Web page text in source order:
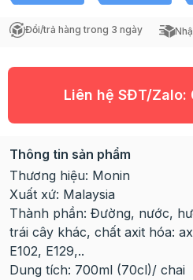
Đổi/trả hàng trong 3 ngày
Liên hệ SĐT/Zalo:
Thông tin sản phẩm
Thương hiệu: Monin
Xuất xứ: Malaysia
Thành phần: Đường, nước,
trái cây khác, chất axit hóa:
E102, E129,..
Dung tích: 700ml (70cl)/ chai